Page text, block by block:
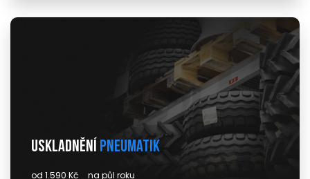
Uskladnění pneumatik
od 1.590 Kč na půl roku